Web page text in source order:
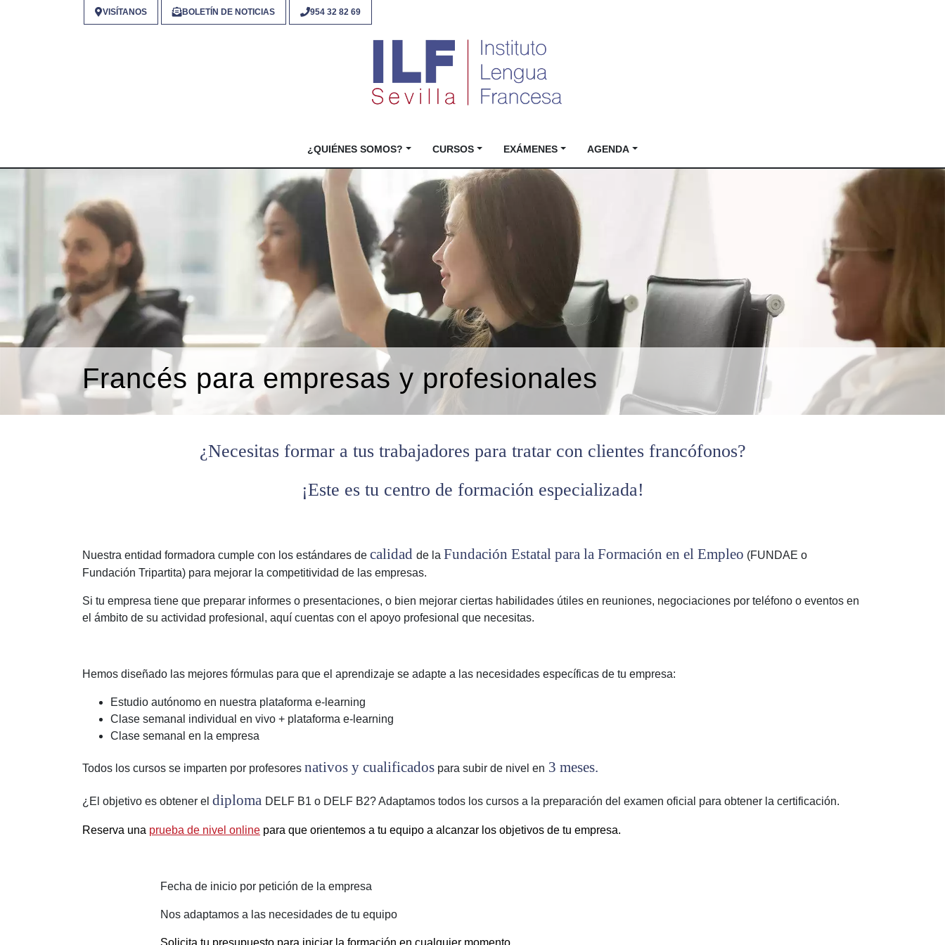
VISÍTANOS BOLETÍN DE NOTICIAS 954 32 82 69
¿QUIÉNES SOMOS? CURSOS EXÁMENES AGENDA
Francés para empresas y profesionales
¿Necesitas formar a tus trabajadores para tratar con clientes francófonos?
¡Este es tu centro de formación especializada!
Nuestra entidad formadora cumple con los estándares de calidad de la Fundación Estatal para la Formación en el Empleo (FUNDAE o
Fundación Tripartita) para mejorar la competitividad de las empresas.
Si tu empresa tiene que preparar informes o presentaciones, o bien mejorar ciertas habilidades útiles en reuniones, negociaciones por teléfono o eventos en
el ámbito de su actividad profesional, aquí cuentas con el apoyo profesional que necesitas.
Hemos diseñado las mejores fórmulas para que el aprendizaje se adapte a las necesidades específicas de tu empresa:
Estudio autónomo en nuestra plataforma e-learning
Clase semanal individual en vivo + plataforma e-learning
Clase semanal en la empresa
Todos los cursos se imparten por profesores nativos y cualificados para subir de nivel en 3 meses.
¿El objetivo es obtener el diploma DELF B1 o DELF B2? Adaptamos todos los cursos a la preparación del examen oficial para obtener la certificación.
Reserva una prueba de nivel online para que orientemos a tu equipo a alcanzar los objetivos de tu empresa.
Fecha de inicio por petición de la empresa
Nos adaptamos a las necesidades de tu equipo
Solicita tu presupuesto para iniciar la formación en cualquier momento